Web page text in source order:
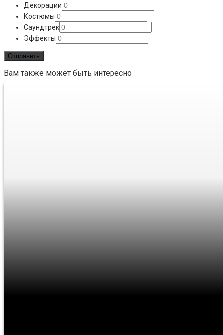
Декорации
Костюмы
Саундтрек
Эффекты
Вам также может быть интересно